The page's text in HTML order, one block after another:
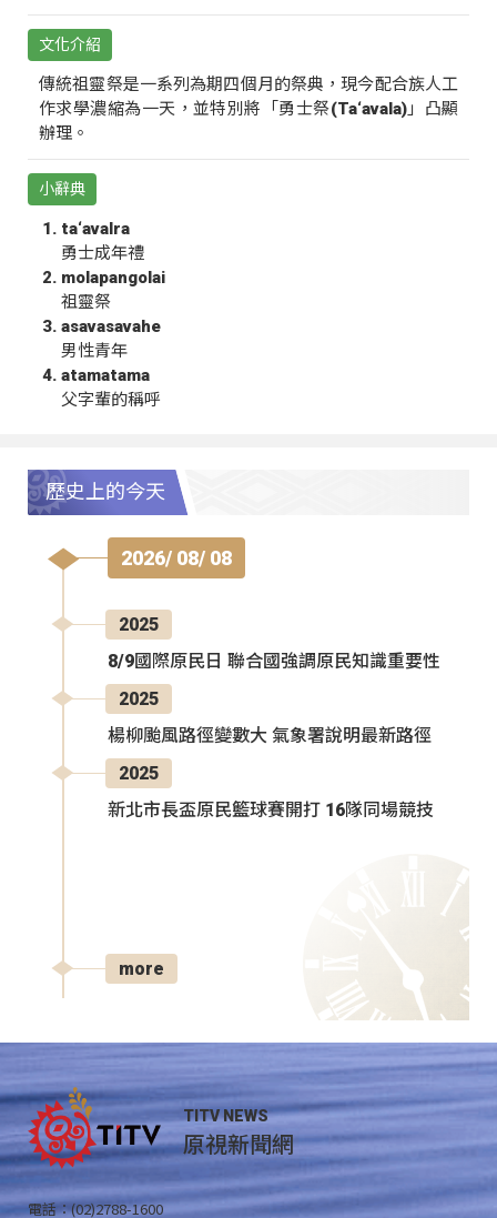
文化介紹
傳統祖靈祭是一系列為期四個月的祭典，現今配合族人工
作求學濃縮為一天，並特別將「勇士祭(Ta‘avala)」凸顯
辦理。
小辭典
ta‘avalra
勇士成年禮
molapangolai
祖靈祭
asavasavahe
男性青年
atamatama
父字輩的稱呼
歷史上的今天
2026/ 08/ 08
2025
8/9國際原民日 聯合國強調原民知識重要性
2025
楊柳颱風路徑變數大 氣象署說明最新路徑
2025
新北市長盃原民籃球賽開打 16隊同場競技
more
TITV NEWS
原視新聞網
電話：(02)2788-1600